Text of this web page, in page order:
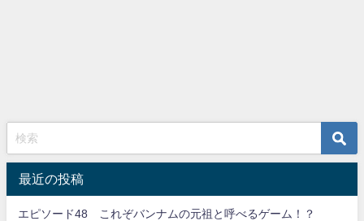
最近の投稿
エピソード48 これぞバンナムの元祖と呼べるゲーム！？